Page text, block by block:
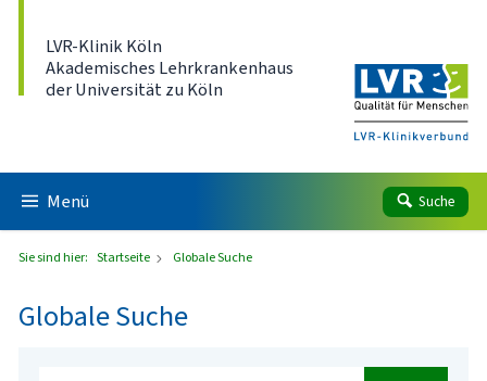
LVR-Klinik Köln
Akademisches Lehrkrankenhaus
der Universität zu Köln
Menü Suche
Sie sind hier: Startseite Globale Suche
Globale Suche